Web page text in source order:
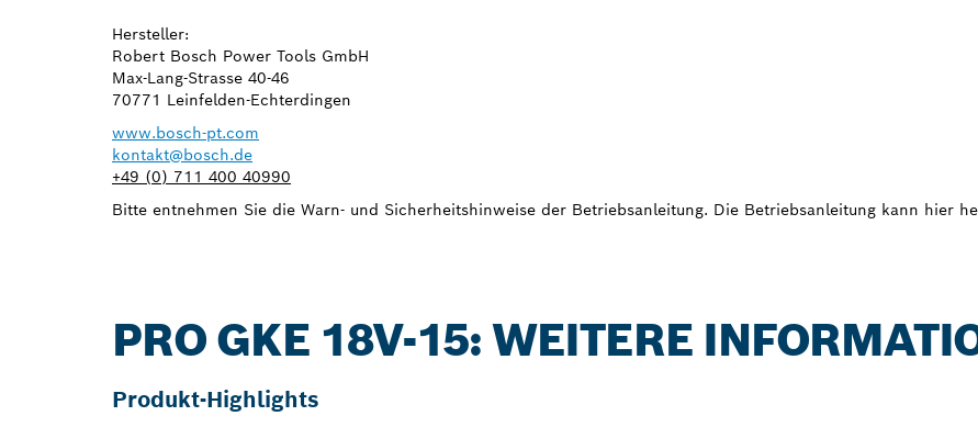
Hersteller:
Robert Bosch Power Tools GmbH
Max-Lang-Strasse 40-46
70771 Leinfelden-Echterdingen
www.bosch-pt.com
kontakt@bosch.de
+49 (0) 711 400 40990
Bitte entnehmen Sie die Warn- und Sicherheitshinweise der Betriebsanleitung. Die Betriebsanleitung kann hier
PRO GKE 18V-15: WEITERE
Produkt-Highlights